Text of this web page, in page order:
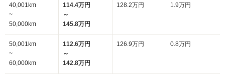
40,001km
~
50,000km
114.4万円
～
145.8万円
128.2万円 1.9万円
50,001km
~
60,000km
112.6万円
～
142.8万円
126.9万円 0.8万円